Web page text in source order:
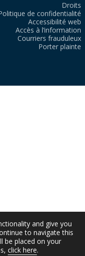
Droits
de confidentialité
Accessibilité web
Accès à l’information
Courriers frauduleux
Porter plainte
and give you
to navigate this
be placed on your
click here.